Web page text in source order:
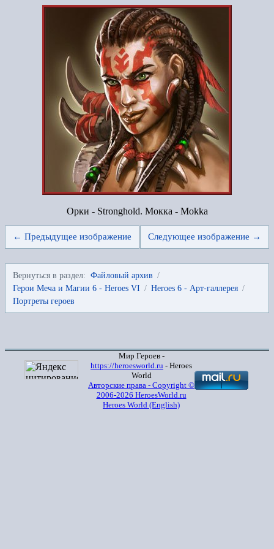
Орки - Stronghold. Мокка - Mokka
← Предыдущее изображение Следующее изображение →
Вернуться в раздел: Файловый архив /
Герои Меча и Магии 6 - Heroes VI / Heroes 6 - Арт-галлерея /
Портреты героев
Мир Героев -
https://heroesworld.ru - Heroes
World
Авторские права - Copyright ©
2006-2026 HeroesWorld.ru
Heroes World (English)